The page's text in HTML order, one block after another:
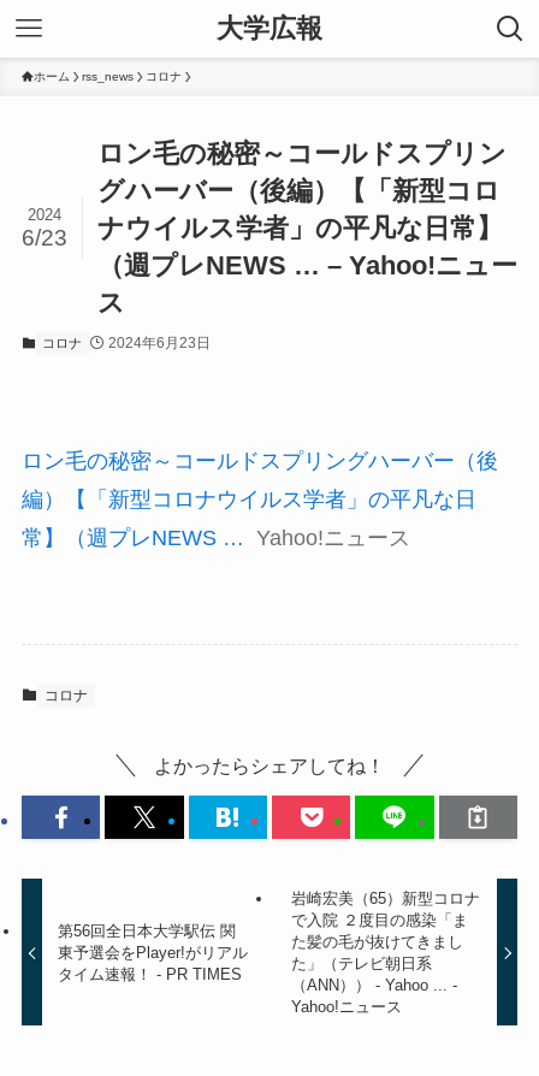
大学広報
ホーム rss_news コロナ
ロン毛の秘密～コールドスプリン
グハーバー（後編）【「新型コロ
ナウイルス学者」の平凡な日常】
（週プレNEWS … – Yahoo!ニュー
ス
2024
6/23
コロナ 2024年6月23日
ロン毛の秘密～コールドスプリングハーバー（後
編）【「新型コロナウイルス学者」の平凡な日
常】（週プレNEWS … Yahoo!ニュース
コロナ
よかったらシェアしてね！
第56回全日本大学駅伝 関
東予選会をPlayer!がリアル
タイム速報！ - PR TIMES
岩崎宏美（65）新型コロナ
で入院 ２度目の感染「ま
た髪の毛が抜けてきまし
た」（テレビ朝日系
（ANN）） - Yahoo ... -
Yahoo!ニュース